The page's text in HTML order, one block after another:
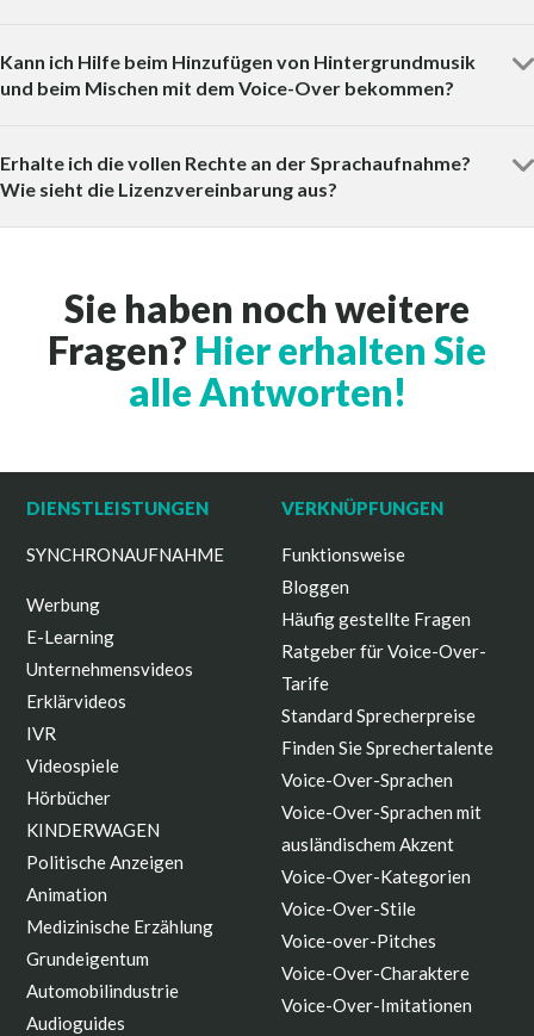
Kann ich Hilfe beim Hinzufügen von Hintergrundmusik
und beim Mischen mit dem Voice-Over bekommen?
Erhalte ich die vollen Rechte an der Sprachaufnahme?
Wie sieht die Lizenzvereinbarung aus?
Sie haben noch weitere
Fragen? Hier erhalten Sie
alle Antworten!
DIENSTLEISTUNGEN
SYNCHRONAUFNAHME
Werbung
E-Learning
Unternehmensvideos
Erklärvideos
IVR
Videospiele
Hörbücher
KINDERWAGEN
Politische Anzeigen
Animation
Medizinische Erzählung
Grundeigentum
Automobilindustrie
Audioguides
VERKNÜPFUNGEN
Funktionsweise
Bloggen
Häufig gestellte Fragen
Ratgeber für Voice-Over-
Tarife
Standard Sprecherpreise
Finden Sie Sprechertalente
Voice-Over-Sprachen
Voice-Over-Sprachen mit
ausländischem Akzent
Voice-Over-Kategorien
Voice-Over-Stile
Voice-over-Pitches
Voice-Over-Charaktere
Voice-Over-Imitationen